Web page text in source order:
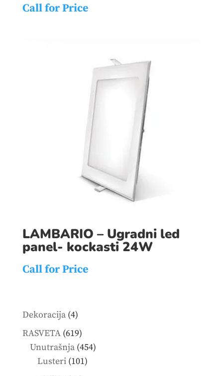
Call for Price
LAMBARIO – Ugradni led
panel- kockasti 24W
Call for Price
Dekoracija 44
products
RASVETA 619619
products
Unutrašnja 454454
Lusteri 101101